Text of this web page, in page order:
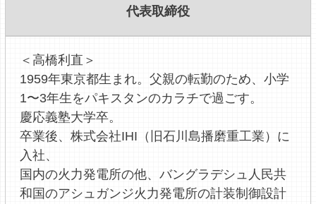
代表取締役
＜高橋利直＞
1959年東京都生まれ。父親の転勤のため、小学
1〜3年生をパキスタンのカラチで過ごす。
慶応義塾大学卒。
卒業後、株式会社IHI（旧石川島播磨重工業）に
入社、
国内の火力発電所の他、バングラデシュ人民共
和国のアシュガンジ火力発電所の計装制御設計